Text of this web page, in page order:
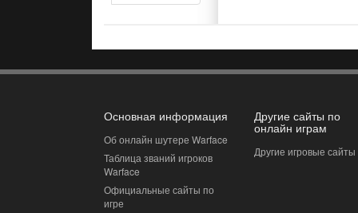
Основная информация
Об онлайн шутере Warface
Таблица званий игроков
Warface
Официальные сайты по
игре
Другие сайты по
онлайн играм
Другие игровые сайты